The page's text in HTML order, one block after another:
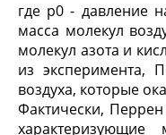
где p0 - давление
масса молекул
молекул азота и
из эксперимента,
воздуха, которые
Фактически,
характеризующие